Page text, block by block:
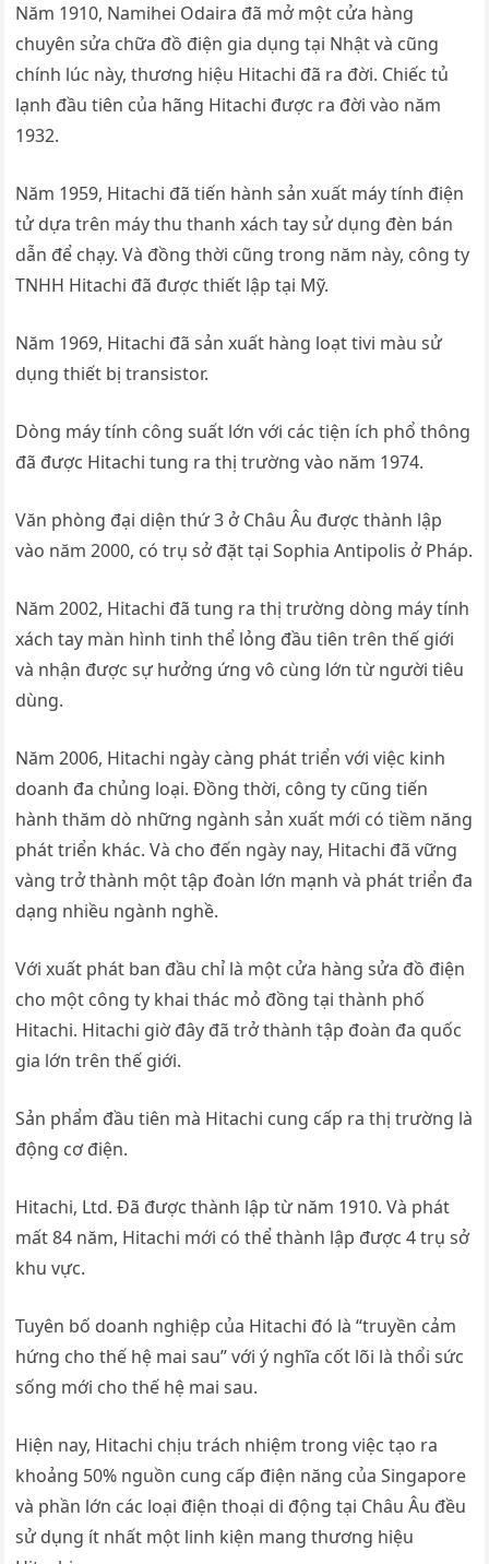
Năm 1910, Namihei Odaira đã mở một cửa hàng
chuyên sửa chữa đồ điện gia dụng tại Nhật và cũng
chính lúc này, thương hiệu Hitachi đã ra đời. Chiếc tủ
lạnh đầu tiên của hãng Hitachi được ra đời vào năm
1932.
Năm 1959, Hitachi đã tiến hành sản xuất máy tính điện
tử dựa trên máy thu thanh xách tay sử dụng đèn bán
dẫn để chạy. Và đồng thời cũng trong năm này, công ty
TNHH Hitachi đã được thiết lập tại Mỹ.
Năm 1969, Hitachi đã sản xuất hàng loạt tivi màu sử
dụng thiết bị transistor.
Dòng máy tính công suất lớn với các tiện ích phổ thông
đã được Hitachi tung ra thị trường vào năm 1974.
Văn phòng đại diện thứ 3 ở Châu Âu được thành lập
vào năm 2000, có trụ sở đặt tại Sophia Antipolis ở Pháp.
Năm 2002, Hitachi đã tung ra thị trường dòng máy tính
xách tay màn hình tinh thể lỏng đầu tiên trên thế giới
và nhận được sự hưởng ứng vô cùng lớn từ người tiêu
dùng.
Năm 2006, Hitachi ngày càng phát triển với việc kinh
doanh đa chủng loại. Đồng thời, công ty cũng tiến
hành thăm dò những ngành sản xuất mới có tiềm năng
phát triển khác. Và cho đến ngày nay, Hitachi đã vững
vàng trở thành một tập đoàn lớn mạnh và phát triển đa
dạng nhiều ngành nghề.
Với xuất phát ban đầu chỉ là một cửa hàng sửa đồ điện
cho một công ty khai thác mỏ đồng tại thành phố
Hitachi. Hitachi giờ đây đã trở thành tập đoàn đa quốc
gia lớn trên thế giới.
Sản phẩm đầu tiên mà Hitachi cung cấp ra thị trường là
động cơ điện.
Hitachi, Ltd. Đã được thành lập từ năm 1910. Và phát
mất 84 năm, Hitachi mới có thể thành lập được 4 trụ sở
khu vực.
Tuyên bố doanh nghiệp của Hitachi đó là “truyền cảm
hứng cho thế hệ mai sau” với ý nghĩa cốt lõi là thổi sức
sống mới cho thế hệ mai sau.
Hiện nay, Hitachi chịu trách nhiệm trong việc tạo ra
khoảng 50% nguồn cung cấp điện năng của Singapore
và phần lớn các loại điện thoại di động tại Châu Âu đều
sử dụng ít nhất một linh kiện mang thương hiệu